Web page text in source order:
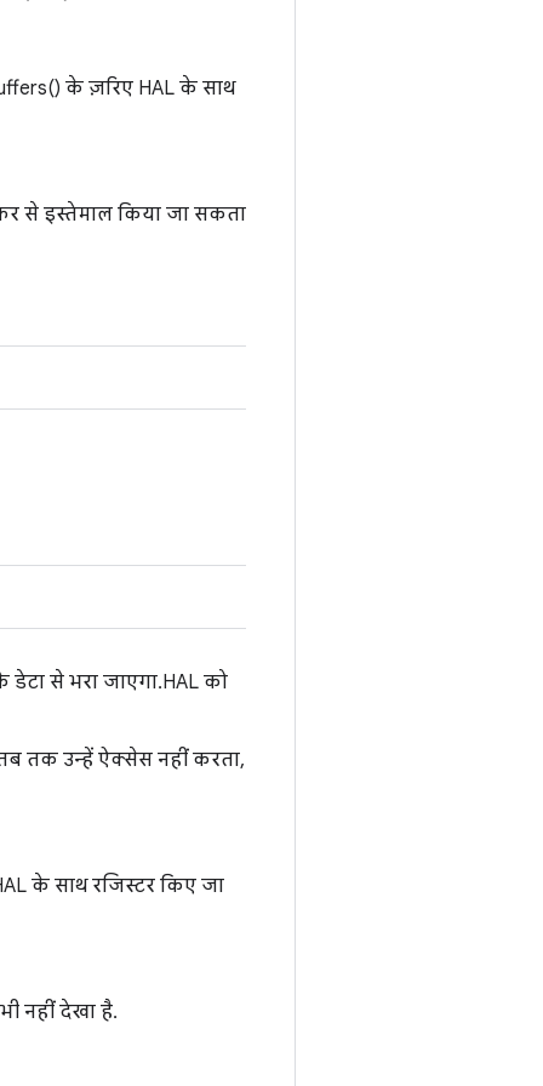
के ज़रिए HAL के साथ
से इस्तेमाल किया जा सकता
से भरा जाएगा. HAL को
तक उन्हें ऐक्सेस नहीं करता,
के साथ रजिस्टर किए जा
नहीं देखा है.